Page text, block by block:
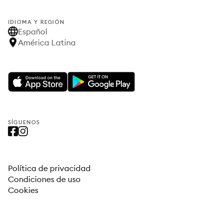
IDIOMA Y REGIÓN
Español
América Latina
SÍGUENOS
Política de privacidad
Condiciones de uso
Cookies